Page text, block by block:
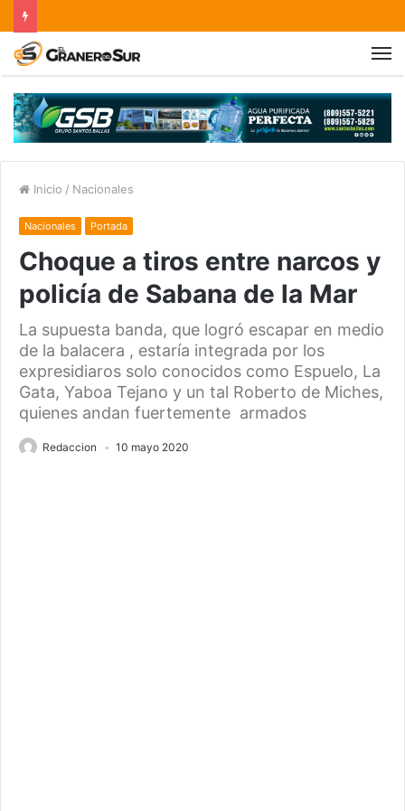
Inicio / Nacionales
Nacionales Portada
Choque a tiros entre narcos y
policía de Sabana de la Mar
La supuesta banda, que logró escapar en medio
de la balacera , estaría integrada por los
expresidiaros solo conocidos como Espuelo, La
Gata, Yaboa Tejano y un tal Roberto de Miches,
quienes andan fuertemente armados
Redaccion 10 mayo 2020